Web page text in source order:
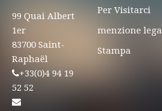
99 Quai Albert
1er
83700 Saint-
Raphaël
+33(0)4 94 19
52 52
Per Visitarci
menzione
Stampa